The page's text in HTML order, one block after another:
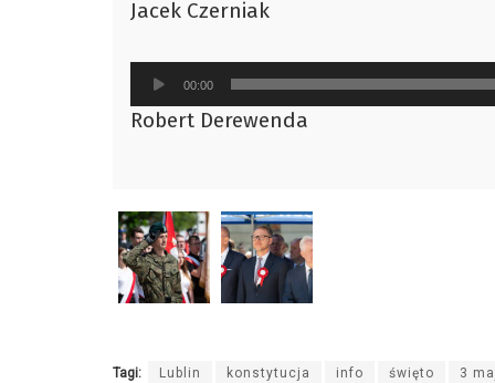
dźwiękowych
Jacek Czerniak
Odtwarzacz
plików
dźwiękowych
00:00
Robert Derewenda
Tagi: Lublin konstytucja info święto 3